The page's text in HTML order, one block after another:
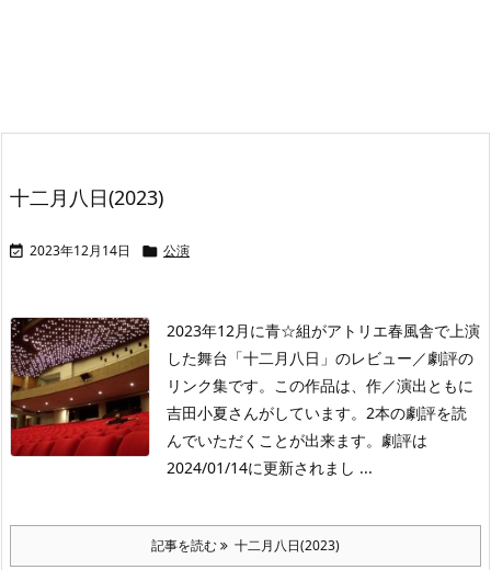
十二月八日(2023)
 2023年12月14日  公演
2023年12月に青☆組がアトリエ春風舎で上演
した舞台「十二月八日」のレビュー／劇評の
リンク集です。この作品は、作／演出ともに
吉田小夏さんがしています。2本の劇評を読
んでいただくことが出来ます。劇評は
2024/01/14に更新されまし ...
記事を読む 十二月八日(2023)